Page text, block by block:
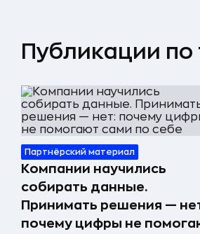
Публикации по
Партнёрский материал
Компании научились
собирать данные.
Принимать решения —
почему цифры не